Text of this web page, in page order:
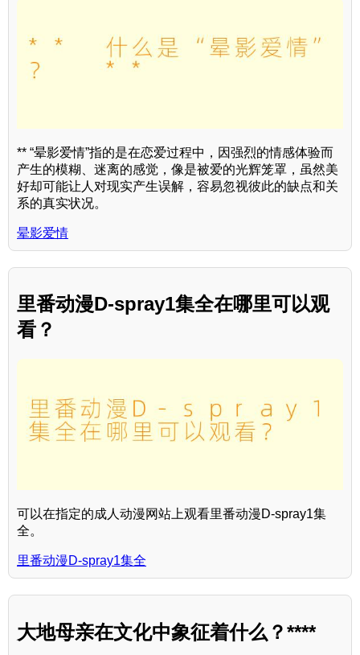
** “晕影爱情”指的是在恋爱过程中，因强烈的情感体验而
产生的模糊、迷离的感觉，像是被爱的光辉笼罩，虽然美
好却可能让人对现实产生误解，容易忽视彼此的缺点和关
系的真实状况。
晕影爱情
里番动漫D-spray1集全在哪里可以观
看？
可以在指定的成人动漫网站上观看里番动漫D-spray1集
全。
里番动漫D-spray1集全
大地母亲在文化中象征着什么？****